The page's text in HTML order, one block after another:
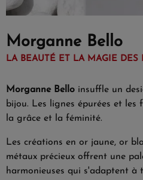
Morganne Bello
LA BEAUTÉ ET LA MAGIE DES
Morganne Bello insuffle un
bijou. Les lignes épurées et les
la grâce et la féminité.
Les créations en or jaune, or
métaux précieux offrent une
harmonieuses qui s'adaptent à